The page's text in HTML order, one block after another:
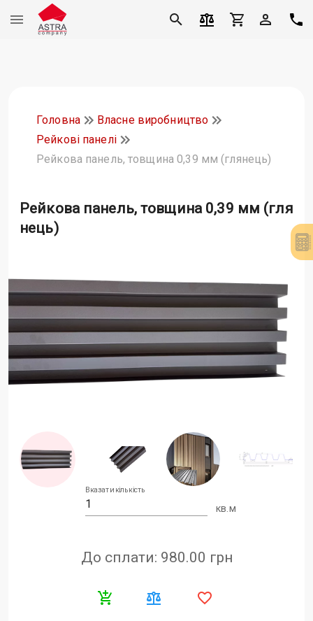
Головна
Власне виробництво
Рейкові панелі
Рейкова панель, товщина 0,39 мм (глянець)
Рейкова панель, товщина 0,39 мм (гля
нець)
Вказати кількість
кв.м
До сплати: 980.00 грн